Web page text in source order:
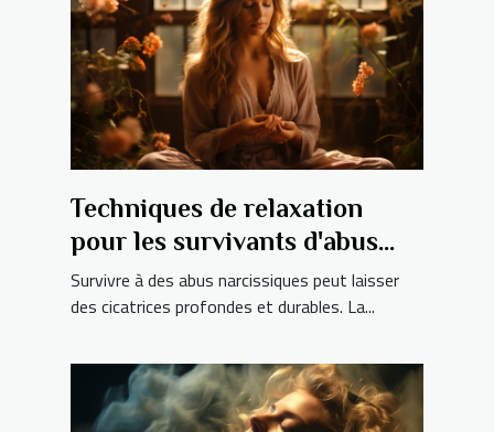
Techniques de relaxation
pour les survivants d'abus
narcissiques
Survivre à des abus narcissiques peut laisser
des cicatrices profondes et durables. La...